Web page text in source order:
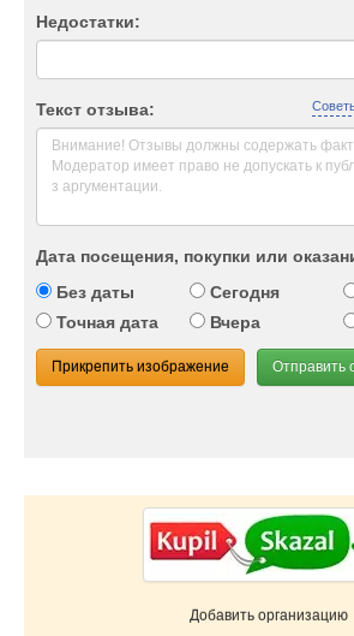
Недостатки:
Текст отзыва:
Дата посещения, покупки или
Без даты
Сегодня
Точная дата
Вчера
Прикрепить изображение Отправить
Добавить организацию